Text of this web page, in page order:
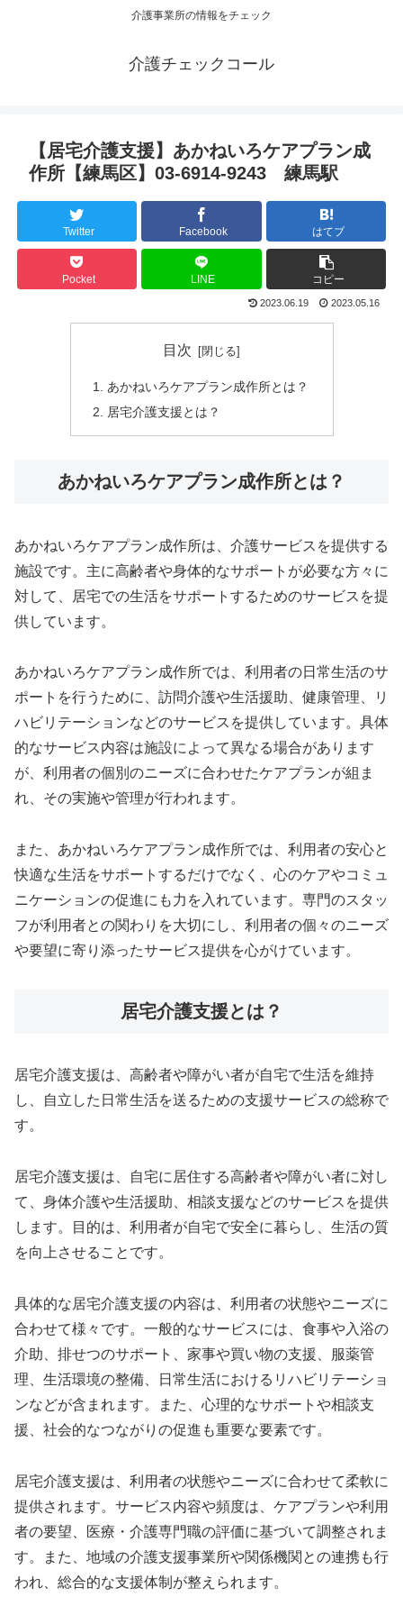
介護事業所の情報をチェック
介護チェックコール
【居宅介護支援】あかねいろケアプラン成
作所【練馬区】03-6914-9243 練馬駅
Twitter Facebook はてブ
Pocket LINE コピー
2023.06.19 2023.05.16
目次
あかねいろケアプラン成作所とは？
居宅介護支援とは？
あかねいろケアプラン成作所とは？
あかねいろケアプラン成作所は、介護サービスを提供する
施設です。主に高齢者や身体的なサポートが必要な方々に
対して、居宅での生活をサポートするためのサービスを提
供しています。
あかねいろケアプラン成作所では、利用者の日常生活のサ
ポートを行うために、訪問介護や生活援助、健康管理、リ
ハビリテーションなどのサービスを提供しています。具体
的なサービス内容は施設によって異なる場合があります
が、利用者の個別のニーズに合わせたケアプランが組ま
れ、その実施や管理が行われます。
また、あかねいろケアプラン成作所では、利用者の安心と
快適な生活をサポートするだけでなく、心のケアやコミュ
ニケーションの促進にも力を入れています。専門のスタッ
フが利用者との関わりを大切にし、利用者の個々のニーズ
や要望に寄り添ったサービス提供を心がけています。
居宅介護支援とは？
居宅介護支援は、高齢者や障がい者が自宅で生活を維持
し、自立した日常生活を送るための支援サービスの総称で
す。
居宅介護支援は、自宅に居住する高齢者や障がい者に対し
て、身体介護や生活援助、相談支援などのサービスを提供
します。目的は、利用者が自宅で安全に暮らし、生活の質
を向上させることです。
具体的な居宅介護支援の内容は、利用者の状態やニーズに
合わせて様々です。一般的なサービスには、食事や入浴の
介助、排せつのサポート、家事や買い物の支援、服薬管
理、生活環境の整備、日常生活におけるリハビリテーショ
ンなどが含まれます。また、心理的なサポートや相談支
援、社会的なつながりの促進も重要な要素です。
居宅介護支援は、利用者の状態やニーズに合わせて柔軟に
提供されます。サービス内容や頻度は、ケアプランや利用
者の要望、医療・介護専門職の評価に基づいて調整されま
す。また、地域の介護支援事業所や関係機関との連携も行
われ、総合的な支援体制が整えられます。